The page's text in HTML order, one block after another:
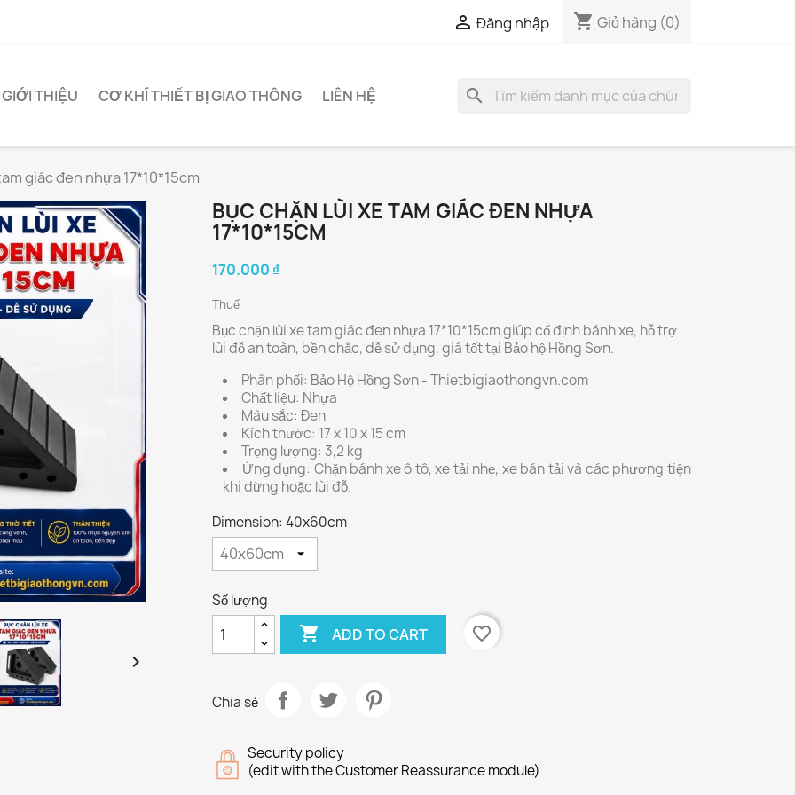
 Đăng nhập shopping_cart Giỏ hàng (0)
GIỚI THIỆU CƠ KHÍ THIẾT BỊ GIAO THÔNG LIÊN HỆ search
giác đen nhựa 17*10*15cm

BỤC CHẶN LÙI XE TAM GIÁC ĐEN NHỰA
17*10*15CM
170.000 ₫
Thuế
Bục chặn lùi xe tam giác đen nhựa 17*10*15cm giúp cố định bánh xe, hỗ trợ
lùi đỗ an toàn, bền chắc, dễ sử dụng, giá tốt tại Bảo hộ Hồng Sơn.
Phân phối: Bảo Hộ Hồng Sơn - Thietbigiaothongvn.com
Chất liệu: Nhựa
Màu sắc: Đen
Kích thước: 17 x 10 x 15 cm
Trọng lượng: 3,2 kg
Ứng dụng: Chặn bánh xe ô tô, xe tải nhẹ, xe bán tải và các phương tiện
khi dừng hoặc lùi đỗ.
Dimension: 40x60cm
Số lượng
 ADD TO CART favorite_border
Chia sẻ
Security policy
(edit with the Customer Reassurance module)